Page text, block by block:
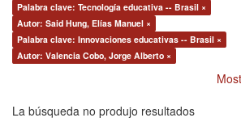
Palabra clave: Tecnología educativa -- Brasil ×
Autor: Said Hung, Elías Manuel ×
Palabra clave: Innovaciones educativas -- Brasil ×
Autor: Valencia Cobo, Jorge Alberto ×
La búsqueda no produjo resultados